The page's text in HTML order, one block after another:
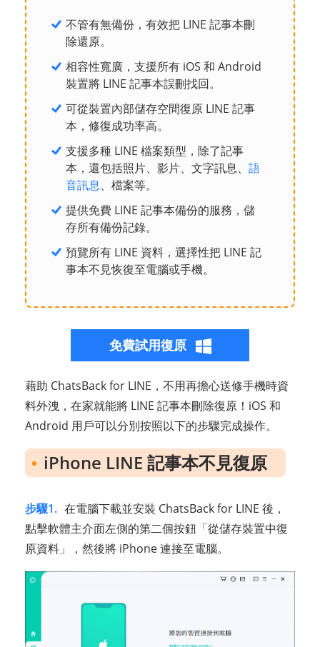
不管有無備份，有效把 LINE 記事本刪
除還原。
相容性寬廣，支援所有 iOS 和 Android
裝置將 LINE 記事本誤刪找回。
可從裝置內部儲存空間復原 LINE 記事
本，修復成功率高。
支援多種 LINE 檔案類型，除了記事
本，還包括照片、影片、文字訊息、 語
音訊息、檔案等。
提供免費 LINE 記事本備份的服務，儲
存所有備份記錄。
預覽所有 LINE 資料，選擇性把 LINE 記
事本不見恢復至電腦或手機。
免費試用復原
藉助 ChatsBack for LINE，不用再擔心送修手機時資
料外洩，在家就能將 LINE 記事本刪除復原！iOS 和
Android 用戶可以分別按照以下的步驟完成操作。
iPhone LINE 記事本不見復原
步驟1. 在電腦下載並安裝 ChatsBack for LINE 後，
點擊軟體主介面左側的第二個按鈕「從儲存裝置中復
原資料」，然後將 iPhone 連接至電腦。